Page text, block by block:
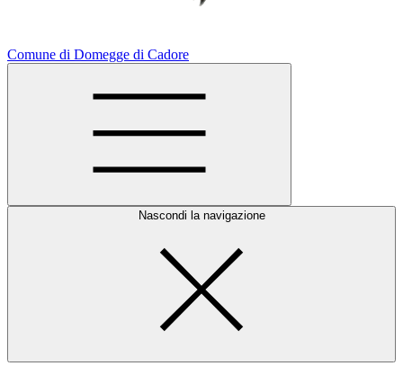
Comune di Domegge di Cadore
Nascondi la navigazione